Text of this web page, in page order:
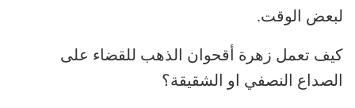
لبعض الوقت.
كيف تعمل زهرة أقحوان الذهب للقضاء على
الصداع النصفي او الشقيقة؟